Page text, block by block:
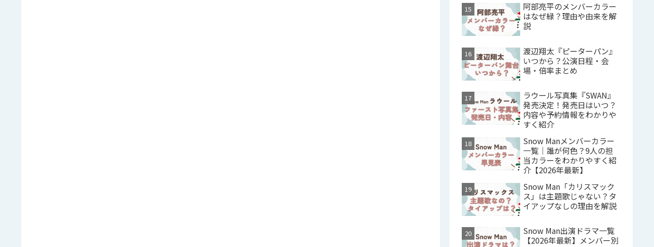
阿部亮平のメンバーカラー
はなぜ緑？理由や由来を解
説
渡辺翔太『ピーターパン』
いつから？公演日程・会
場・倍率まとめ
ラウール写真集『SWAN』
発売決定！発売日はいつ？
内容や予約情報をわかりや
すく紹介
Snow Manメンバーカラー
一覧｜誰が何色？9人の担
当カラーをわかりやすく紹
介【2026年最新】
Snow Man「カリスマック
ス」は主題歌じゃない？タ
イアップなしの理由を解説
Snow Man出演ドラマ一覧
【2026年最新】メンバー別